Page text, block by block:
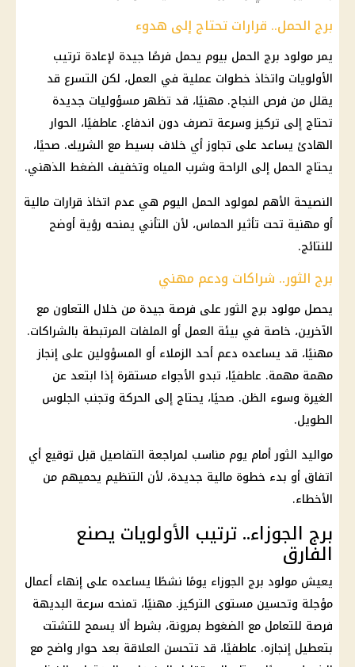
برج الحمل.. قرارات تحتاج إلى هدوء
يمر مولود برج الحمل بيوم يحمل فرصًا جيدة لإعادة ترتيب
الأولويات واتخاذ خطوات عملية في العمل، لكن التسرع قد
يقلل من فرص النجاح. مهنيًا، قد تظهر مسؤوليات جديدة
تحتاج إلى تركيز وسرعة تصرف دون اندفاع. عاطفيًا، الحوار
الهادئ يساعد على تجاوز أي خلاف بسيط مع الشريك. صحيًا،
يحتاج الحمل إلى الراحة وشرب المياه وتخفيف الضغط الذهني.
النصيحة الأهم لمولود الحمل اليوم هي عدم اتخاذ قرارات مالية
أو مهنية تحت تأثير الحماس، لأن التأني يمنحه رؤية أوضح
للنتائج.
برج الثور.. شراكات ودعم مهني
يحصل مولود برج الثورعلى فرصة جيدة من خلال التعاون مع
الآخرين، خاصة في بيئة العمل أو الملفات المرتبطة بالشراكات.
مهنيًا، قد يساعده دعم أحد الزملاء أو المسؤولين على إنجاز
مهمة مهمة. عاطفيًا، تبدو الأجواء مستقرة إذا ابتعد عن
الغيرة وسوء الظن. صحيًا، يحتاج إلى الحركة وتجنب الجلوس
الطويل.
مواليد الثور أمام يوم مناسب لمراجعة التفاصيل قبل توقيع أي
اتفاق أو بدء خطوة مالية جديدة، لأن التنظيم يحميهم من
الأخطاء.
برج الجوزاء.. ترتيب الأولويات يصنع
الفارق
يعيش مولود برج الجوزاء يومًا نشطًا يساعده على إنهاء أعمال
مؤجلة وتحسين مستوى التركيز. مهنيًا، تمنحه سرعة البديهة
فرصة للتعامل مع الضغوط بمرونة، بشرط ألا يسمح للتشتت
بتعطيل إنجازه. عاطفيًا، قد تتحسن العلاقة بعد حوار واضح مع